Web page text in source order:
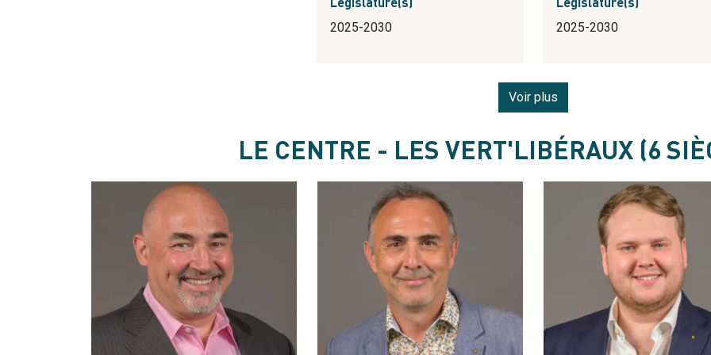
Législature(s)
2025-2030
Législature(s)
2025-2030
Voir plus
LE CENTRE - LES VERT'LIBÉRAUX (6